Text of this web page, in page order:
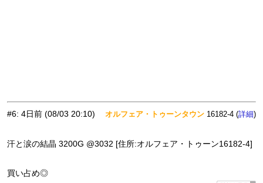
#6: 4日前 (08/03 20:10) オルフェア・トゥーンタウン 16182-4 (詳細)
汗と涙の結晶 3200G @3032 [住所:オルフェア・トゥーン16182-4]
買い占め◎